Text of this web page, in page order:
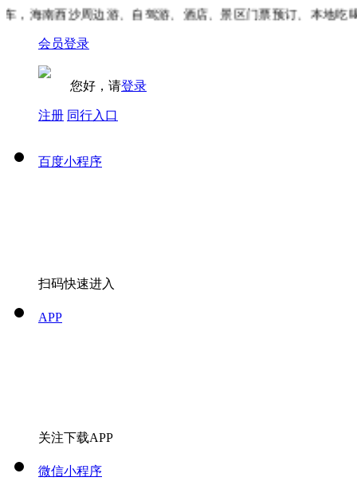
海南西沙周边游、自驾游、酒店、景区门票预订、本地吃喝
会员登录
您好，请登录
注册 同行入口
百度小程序
扫码快速进入
APP
关注下载APP
微信小程序